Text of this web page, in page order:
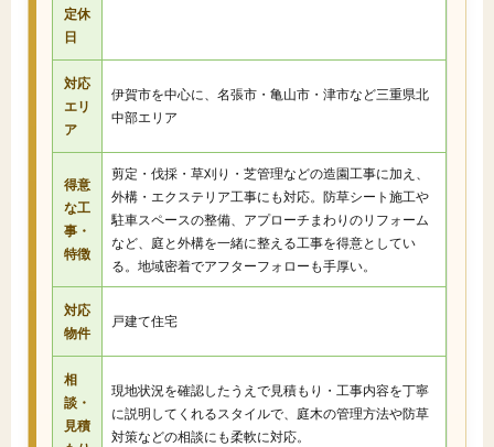
定休
日
対応
エリ
ア
伊賀市を中心に、名張市・亀山市・津市など三重県北
中部エリア
得意
な工
事・
特徴
剪定・伐採・草刈り・芝管理などの造園工事に加え、
外構・エクステリア工事にも対応。防草シート施工や
駐車スペースの整備、アプローチまわりのリフォーム
など、庭と外構を一緒に整える工事を得意としてい
る。地域密着でアフターフォローも手厚い。
対応
物件
戸建て住宅
相
談・
見積
現地状況を確認したうえで見積もり・工事内容を丁寧
に説明してくれるスタイルで、庭木の管理方法や防草
対策などの相談にも柔軟に対応。